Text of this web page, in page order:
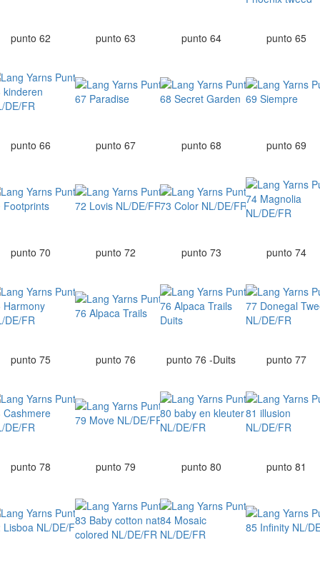
punto 62 punto 63 punto 64 punto 65
punto 66 punto 67 punto 68 punto 69
punto 70 punto 72 punto 73 punto 74
punto 75 punto 76 punto 76 -Duits punto 77
punto 78 punto 79 punto 80 punto 81